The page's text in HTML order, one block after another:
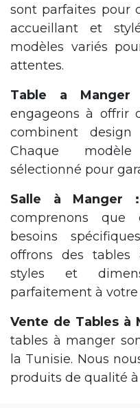
sont parfaites pour
accueillant et
modèles variés
attentes.
Table a
engageons à offrir
combinent
Chaque
sélectionné pour
Salle à Manger :
comprenons que
besoins
offrons des
styles et
parfaitement à votre
Vente de Tables à
tables à manger
la Tunisie. Nous
produits de qualité